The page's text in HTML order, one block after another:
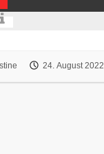
24. August 2022